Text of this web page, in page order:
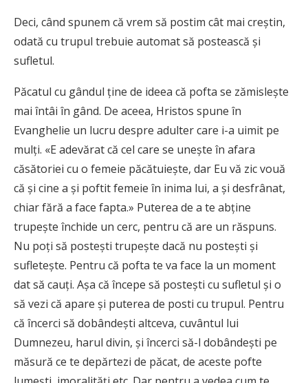
Deci, când spunem că vrem să postim cât mai creştin,
odată cu trupul trebuie automat să postească şi
sufletul.
Păcatul cu gândul ţine de ideea că pofta se zămisleşte
mai întâi în gând. De aceea, Hristos spune în
Evanghelie un lucru despre adulter care i-a uimit pe
mulţi. «E adevărat că cel care se uneşte în afara
căsătoriei cu o femeie păcătuieşte, dar Eu vă zic vouă
că şi cine a şi poftit femeie în inima lui, a şi desfrânat,
chiar fără a face fapta.» Puterea de a te abţine
trupeşte închide un cerc, pentru că are un răspuns.
Nu poţi să posteşti trupeşte dacă nu posteşti şi
sufleteşte. Pentru că pofta te va face la un moment
dat să cauţi. Aşa că începe să posteşti cu sufletul şi o
să vezi că apare şi puterea de posti cu trupul. Pentru
că încerci să dobândeşti altceva, cuvântul lui
Dumnezeu, harul divin, şi încerci să-l dobândeşti pe
măsură ce te depărtezi de păcat, de aceste pofte